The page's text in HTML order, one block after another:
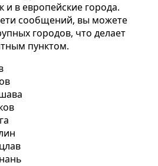
и в европейские города.
сообщений, вы можете
городов, что делает
пунктом.